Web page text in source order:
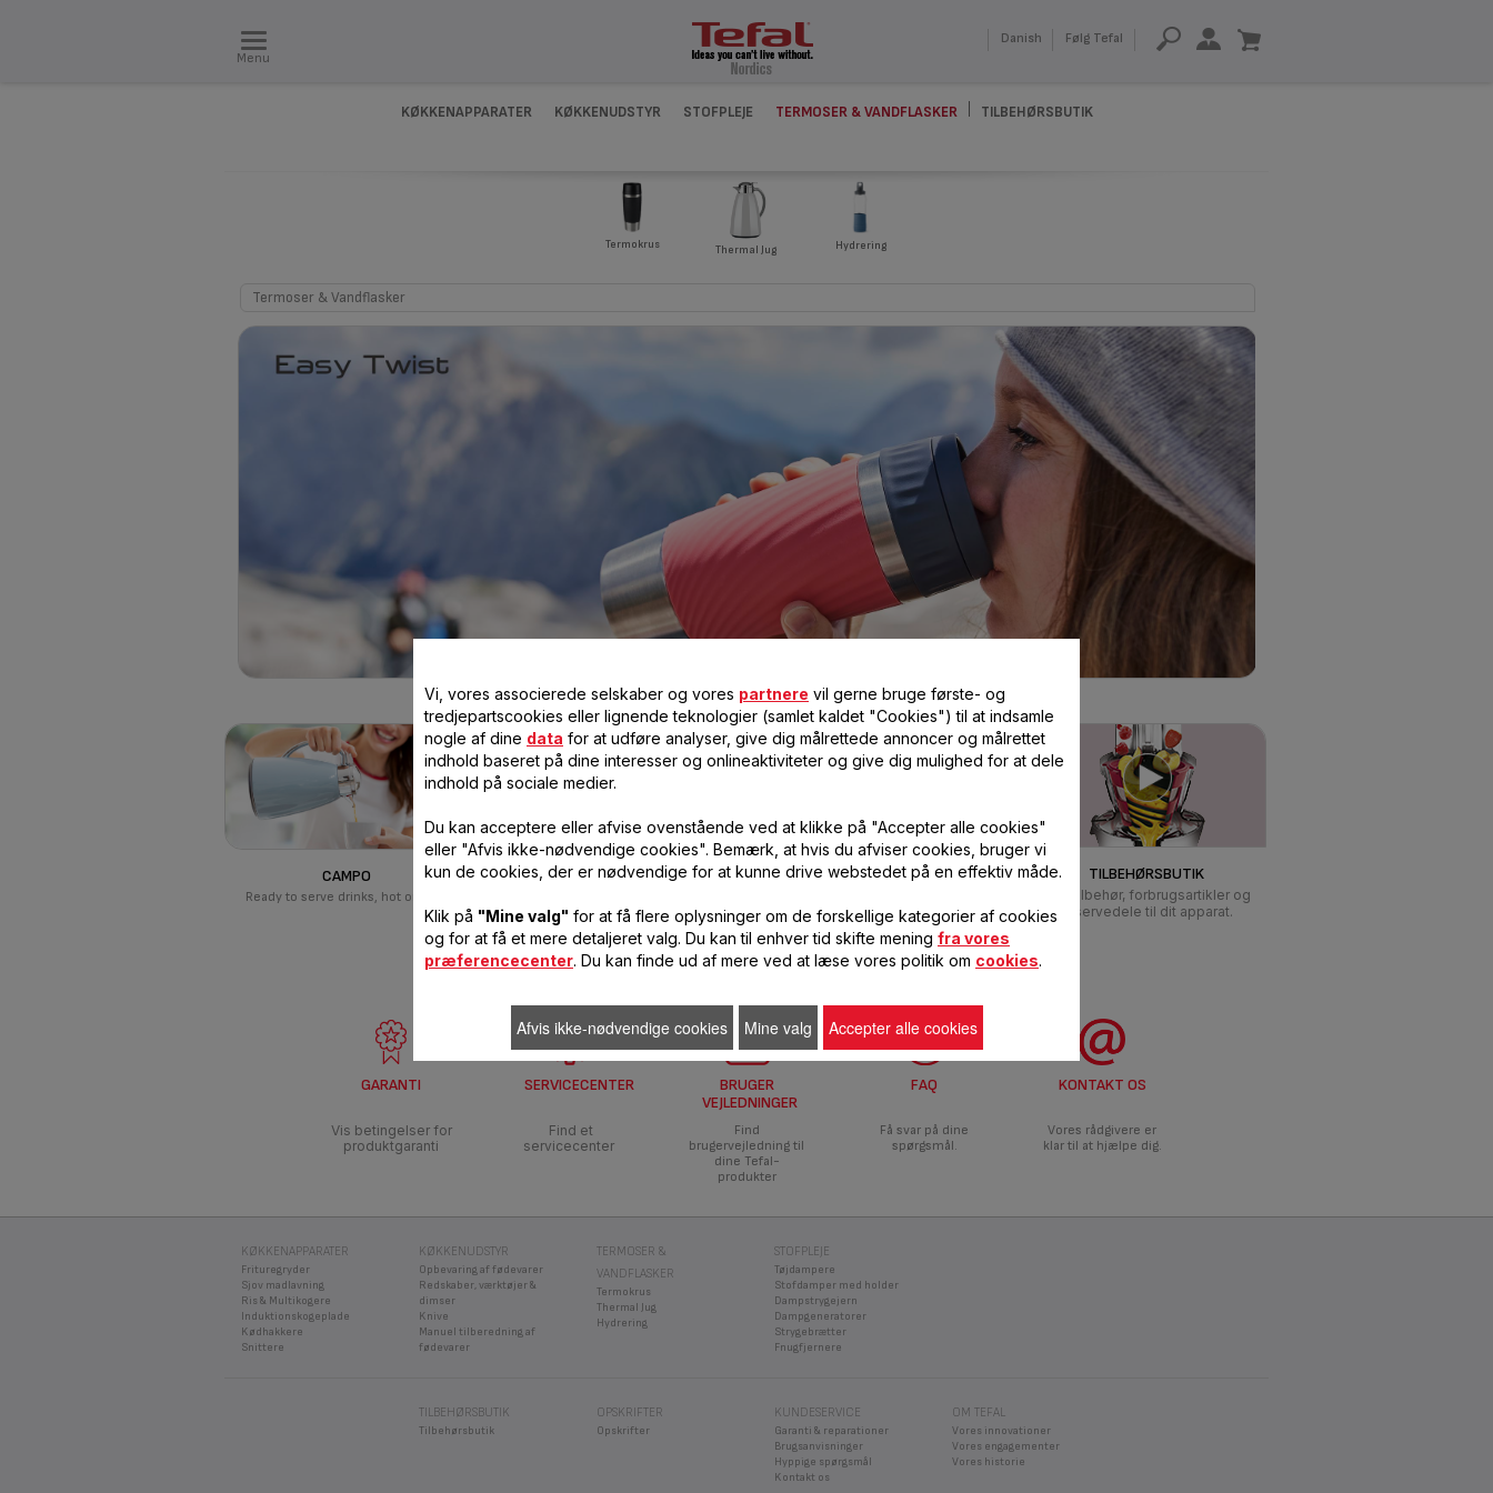
Menu
Danish Følg Tefal
KØKKENAPPARATER KØKKENUDSTYR STOFPLEJE TERMOSER & VANDFLASKER TILBEHØRSBUTIK
Termokrus Thermal Jug Hydrering
Termoser & Vandflasker
CAMPO
Ready to serve drinks, hot or cold!
DRINK2GO EASY TWIST
you go
TILBEHØRSBUTIK
Find tilbehør, forbrugsartikler og
reservedele til dit apparat.
GARANTI
Vis betingelser for
produktgaranti
SERVICECENTER
Find et
servicecenter
BRUGER
VEJLEDNINGER
Find
brugervejledning til
dine Tefal-
produkter
FAQ
Få svar på dine
spørgsmål.
KONTAKT OS
Vores rådgivere er
klar til at hjælpe dig.
KØKKENAPPARATER
Frituregryder
Sjov madlavning
Ris & Multikogere
Induktionskogeplade
Kødhakkere
Snittere
KØKKENUDSTYR
Opbevaring af fødevarer
Redskaber, værktøjer &
dimser
Knive
Manuel tilberedning af
fødevarer
TERMOSER &
VANDFLASKER
Termokrus
Thermal Jug
Hydrering
STOFPLEJE
Tøjdampere
Stofdamper med holder
Dampstrygejern
Dampgeneratorer
Strygebrætter
Fnugfjernere
TILBEHØRSBUTIK
Tilbehørsbutik
OPSKRIFTER
Opskrifter
KUNDESERVICE
Garanti & reparationer
Brugsanvisninger
Hyppige spørgsmål
Kontakt os
OM TEFAL
Vores innovationer
Vores engagementer
Vores historie
Vi, vores associerede selskaber og vores partnere vil gerne bruge første- og
tredjepartscookies eller lignende teknologier (samlet kaldet "Cookies") til at indsamle
nogle af dine data for at udføre analyser, give dig målrettede annoncer og målrettet
indhold baseret på dine interesser og onlineaktiviteter og give dig mulighed for at dele
indhold på sociale medier.
Du kan acceptere eller afvise ovenstående ved at klikke på "Accepter alle cookies"
eller "Afvis ikke-nødvendige cookies". Bemærk, at hvis du afviser cookies, bruger vi
kun de cookies, der er nødvendige for at kunne drive webstedet på en effektiv måde.
Klik på "Mine valg" for at få flere oplysninger om de forskellige kategorier af cookies
og for at få et mere detaljeret valg. Du kan til enhver tid skifte mening fra vores
præferencecenter. Du kan finde ud af mere ved at læse vores politik om cookies.
Afvis ikke-nødvendige cookies Mine valg Accepter alle cookies